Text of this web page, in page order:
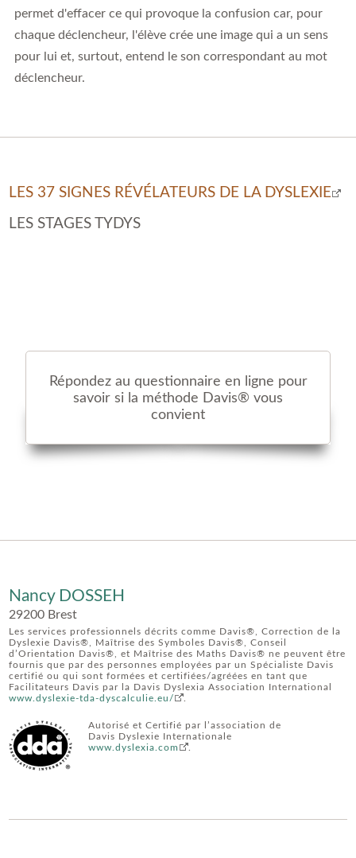
permet d'effacer ce qui provoque la confusion car, pour
chaque déclencheur, l'élève crée une image qui a un sens
pour lui et, surtout, entend le son correspondant au mot
déclencheur.
LES 37 SIGNES RÉVÉLATEURS DE LA DYSLEXIE
LES STAGES TYDYS
Répondez au questionnaire en ligne pour
savoir si la méthode Davis® vous
convient
Nancy DOSSEH
29200 Brest
Les services professionnels décrits comme Davis®, Correction de la
Dyslexie Davis®, Maîtrise des Symboles Davis®, Conseil
d’Orientation Davis®, et Maîtrise des Maths Davis® ne peuvent être
fournis que par des personnes employées par un Spécialiste Davis
certifié ou qui sont formées et certifiées/agréées en tant que
Facilitateurs Davis par la Davis Dyslexia Association International
www.dyslexie-tda-dyscalculie.eu/
Autorisé et Certifié par l’association de
Davis Dyslexie Internationale
www.dyslexia.com